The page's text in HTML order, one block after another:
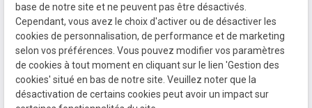
L´abus d´alcool est dangereux pour la santé. À consommer
avec modération
Mentions
légales
Politique de
confidentialité
Plan du
site
Gestion
base de notre site et ne peuvent pas être désactivés.
Cependant, vous avez le choix d'activer ou de désactiver les
cookies de personnalisation, de performance et de marketing
selon vos préférences. Vous pouvez modifier vos paramètres
de cookies à tout moment en cliquant sur le lien 'Gestion des
cookies' situé en bas de notre site. Veuillez noter que la
désactivation de certains cookies peut avoir un impact sur